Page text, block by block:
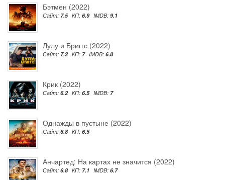
Бэтмен (2022)
Сайт: 7.5 КП: 6.9 IMDB: 9.1
Лулу и Бриггс (2022)
Сайт: 7.2 КП: 7 IMDB: 6.8
Крик (2022)
Сайт: 6.2 КП: 6.5 IMDB: 7
Однажды в пустыне (2022)
Сайт: 6.8 КП: 6.5
Анчартед: На картах не значится (2022)
Сайт: 6.8 КП: 7.1 IMDB: 6.7